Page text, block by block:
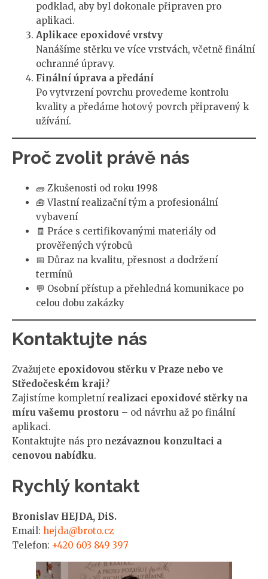
podklad, aby byl dokonale připraven pro
aplikaci.
Aplikace epoxidové vrstvy
Nanášíme stěrku ve více vrstvách, včetně finální
ochranné úpravy.
Finální úprava a předání
Po vytvrzení povrchu provedeme kontrolu
kvality a předáme hotový povrch připravený k
užívání.
Proč zvolit právě nás
🧱 Zkušenosti od roku 1998
🧰 Vlastní realizační tým a profesionální
vybavení
🧾 Práce s certifikovanými materiály od
prověřených výrobců
📅 Důraz na kvalitu, přesnost a dodržení
termínů
💬 Osobní přístup a přehledná komunikace po
celou dobu zakázky
Kontaktujte nás
Zvažujete epoxidovou stěrku v Praze nebo ve
Středočeském kraji?
Zajistíme kompletní realizaci epoxidové stěrky na
míru vašemu prostoru – od návrhu až po finální
aplikaci.
Kontaktujte nás pro nezávaznou konzultaci a
cenovou nabídku.
Rychlý kontakt
Bronislav HEJDA, DiS.
Email: hejda@broto.cz
Telefon: +420 603 849 397